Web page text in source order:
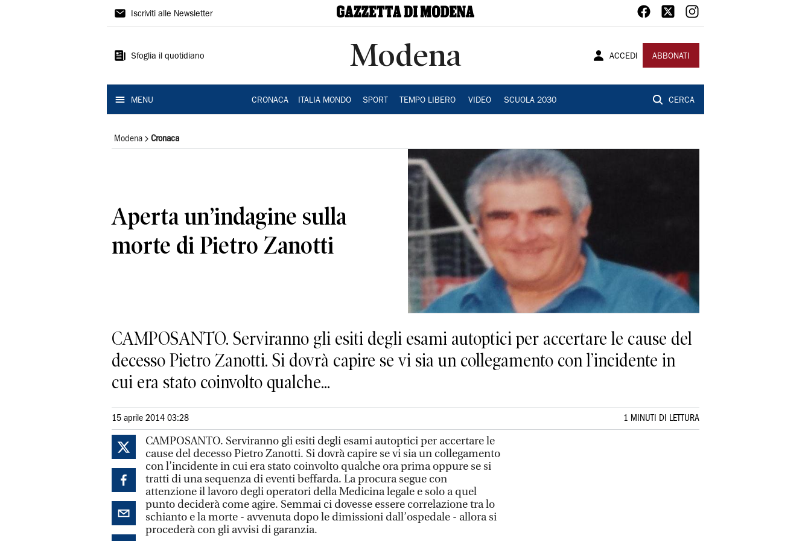
Gazzetta
Modena
Iscriviti alle Newsletter
Sfoglia il quotidiano Modena ACCEDI ABBONATI
MENU CRONACA ITALIA MONDO SPORT TEMPO LIBERO VIDEO SCUOLA 2030 CERCA
Modena Cronaca
Aperta un’indagine sulla
morte di Pietro Zanotti
CAMPOSANTO. Serviranno gli esiti degli esami autoptici per accertare le cause del
decesso Pietro Zanotti. Si dovrà capire se vi sia un collegamento con l’incidente in
cui era stato coinvolto qualche...
15 aprile 2014 03:28 1 MINUTI DI LETTURA
CAMPOSANTO. Serviranno gli esiti degli esami autoptici per accertare le
cause del decesso Pietro Zanotti. Si dovrà capire se vi sia un collegamento
con l’incidente in cui era stato coinvolto qualche ora prima oppure se si
tratti di una sequenza di eventi beffarda. La procura segue con
attenzione il lavoro degli operatori della Medicina legale e solo a quel
punto deciderà come agire. Semmai ci dovesse essere correlazione tra lo
schianto e la morte - avvenuta dopo le dimissioni dall’ospedale - allora si
procederà con gli avvisi di garanzia.